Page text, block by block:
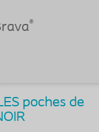
®
poches de